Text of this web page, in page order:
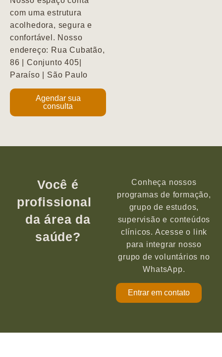
com uma estrutura
acolhedora, segura e
confortável. Nosso
endereço: Rua Cubatão,
86 | Conjunto 405|
Paraíso | São Paulo
Agendar sua
consulta
Você é
profissional
da área da
saúde?
Conheça nossos
programas de formação,
grupo de estudos,
supervisão e conteúdos
clínicos. Acesse o link
para integrar nosso
grupo de voluntários no
WhatsApp.
Entrar em contato